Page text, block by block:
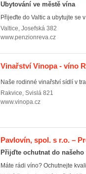
Ubytování ve městě vína
Přijeďte do Valtic a ubytujte se
Valtice, Josefská 382
www.penzionreva.cz
Vinařství Vinopa - víno
Naše rodinné vinařství sídlí v
Rakvice, Svislá 821
www.vinopa.cz
Pavlovín, spol. s r.o. –
Přijďte ochutnat do
Máte rádi víno? Ochutnejte